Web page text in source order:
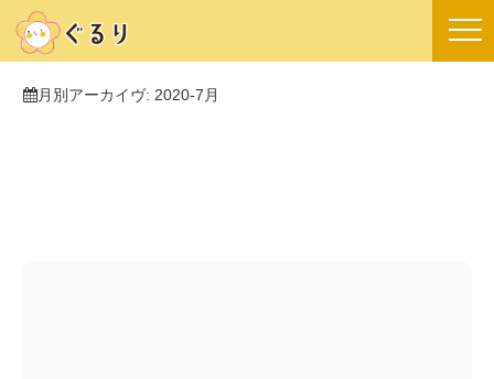
月別アーカイヴ: 2020-7月